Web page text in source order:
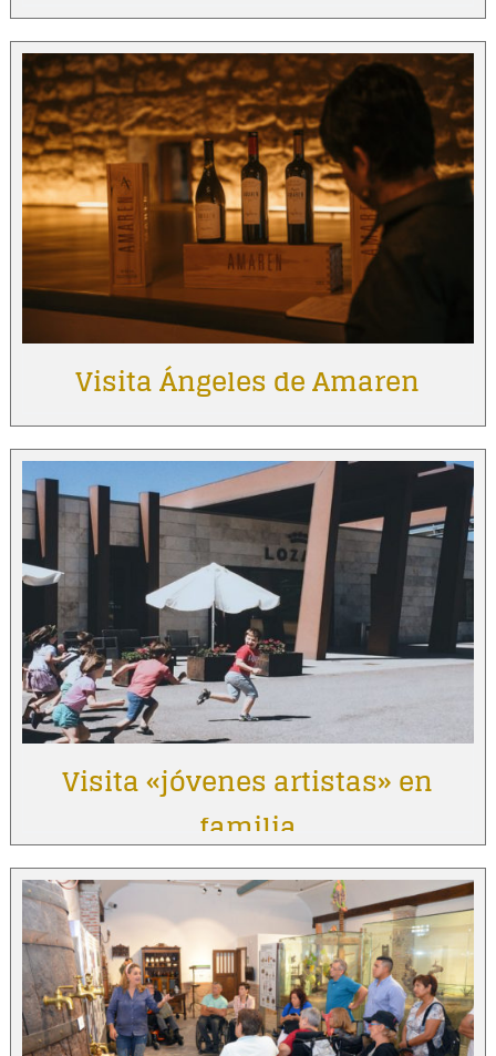
Visita Ángeles de Amaren
Visita «jóvenes artistas» en
familia